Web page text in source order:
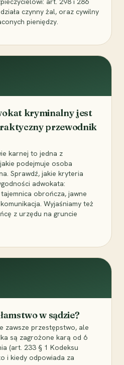
czynny żal, oraz cywilny
pieniędzy.
kryminalny jest
przewodnik
karnej to jedna z
podejmuje osoba
Sprawdź, jakie kryteria
adwokata:
obrończa, jawne
Wyjaśniamy też
z urzędu na gruncie
w sądzie?
zawsze przestępstwo, ale
są zagrożone karą od 6
(art. 233 § 1 Kodeksu
i kiedy odpowiada za